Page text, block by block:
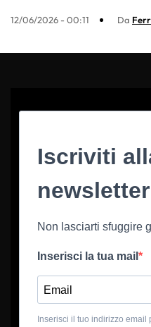
12/06/2026 - 00:11 Da
Iscriviti
newsletter
Non lasciarti sfuggire
Inserisci la tua mail
Inserisci il tuo indirizzo email